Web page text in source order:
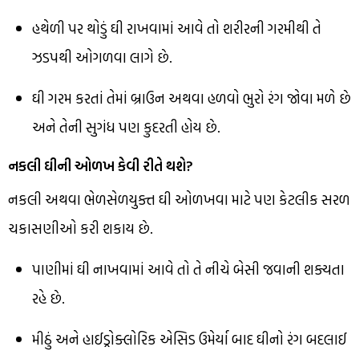
હથેળી પર થોડું ઘી રાખવામાં આવે તો શરીરની ગરમીથી તે
ઝડપથી ઓગળવા લાગે છે.
ઘી ગરમ કરતાં તેમાં બ્રાઉન અથવા હળવો ભુરો રંગ જોવા મળે છે
અને તેની સુગંધ પણ કુદરતી હોય છે.
નકલી ઘીની ઓળખ કેવી રીતે થશે?
નકલી અથવા ભેળસેળયુક્ત ઘી ઓળખવા માટે પણ કેટલીક સરળ
ચકાસણીઓ કરી શકાય છે.
પાણીમાં ઘી નાખવામાં આવે તો તે નીચે બેસી જવાની શક્યતા
રહે છે.
મીઠું અને હાઈડ્રોક્લોરિક એસિડ ઉમેર્યા બાદ ઘીનો રંગ બદલાઈ